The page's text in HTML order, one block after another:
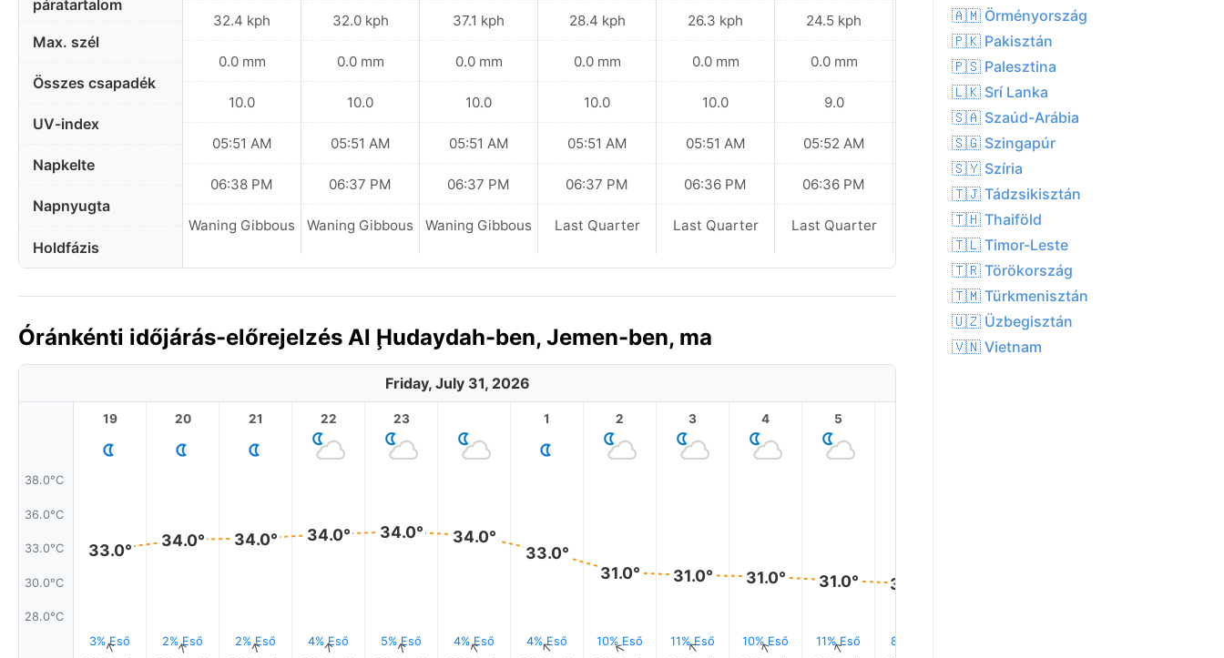
páratartalom
Max. szél
Összes csapadék
UV-index
Napkelte
Napnyugta
Holdfázis
32.4 kph
0.0 mm
10.0
05:51 AM
06:38 PM
Waning Gibbous
32.0 kph
0.0 mm
10.0
05:51 AM
06:37 PM
Waning Gibbous
37.1 kph
0.0 mm
10.0
05:51 AM
06:37 PM
Waning Gibbous
28.4 kph
0.0 mm
10.0
05:51 AM
06:37 PM
Last Quarter
26.3 kph
0.0 mm
10.0
05:51 AM
06:36 PM
Last Quarter
24.5 kph
0.0 mm
9.0
05:52 AM
06:36 PM
Last Quarter
31.3 kph
0.0 mm
9.0
05:52 AM
06:35 PM
Last Quarter
Óránkénti időjárás-előrejelzés Al Ḩudaydah-ben, Jemen-ben, ma
Friday, July 31, 2026
38.0°C
36.0°C
33.0°C
30.0°C
28.0°C
19
33.0°
3% Eső
↑
20
34.0°
2% Eső
↑
21
34.0°
2% Eső
↑
22
34.0°
4% Eső
↑
23
34.0°
5% Eső
↑
34.0°
4% Eső
↑
1
33.0°
4% Eső
↑
2
31.0°
10% Eső
↑
3
31.0°
11% Eső
↑
4
31.0°
10% Eső
↑
5
31.0°
11% Eső
↑
30.0°
8% Eső
🇦🇲 Örményország
🇵🇰 Pakisztán
🇵🇸 Palesztina
🇱🇰 Srí Lanka
🇸🇦 Szaúd-Arábia
🇸🇬 Szingapúr
🇸🇾 Szíria
🇹🇯 Tádzsikisztán
🇹🇭 Thaiföld
🇹🇱 Timor-Leste
🇹🇷 Törökország
🇹🇲 Türkmenisztán
🇺🇿 Üzbegisztán
🇻🇳 Vietnam